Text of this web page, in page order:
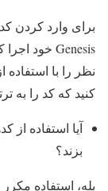
نظر را با
کنید که کد را به
آیا استفاده
بزند؟
بله، استفاده